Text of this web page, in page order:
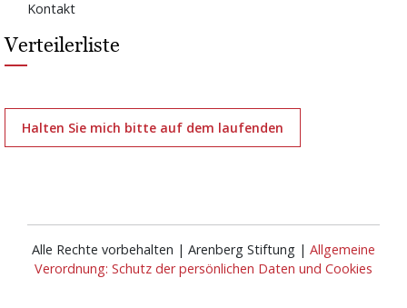
Kontakt
Verteilerliste
Halten Sie mich bitte auf dem laufenden
Alle Rechte vorbehalten | Arenberg Stiftung | Allgemeine
Verordnung: Schutz der persönlichen Daten und Cookies